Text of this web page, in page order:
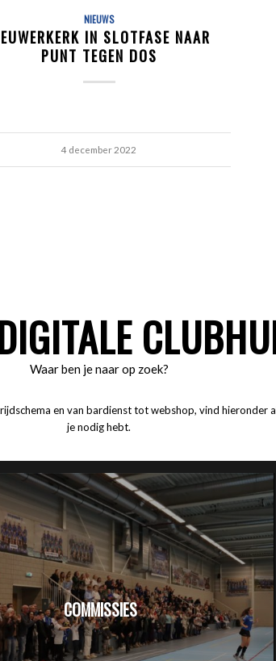
NIEUWS
IN SLOTFASE NAAR
PUNT TEGEN DOS
4 december 2022
Waar ben je naar op zoek?
en van bardienst tot webshop, vind hieronder
je nodig hebt.
COMMISSIES